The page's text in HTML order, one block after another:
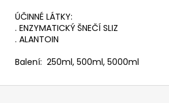
ÚČINNÉ LÁTKY:
. ENZYMATICKÝ ŠNEČÍ SLIZ
. ALANTOIN
Balení: 250ml, 500ml, 5000ml
Z